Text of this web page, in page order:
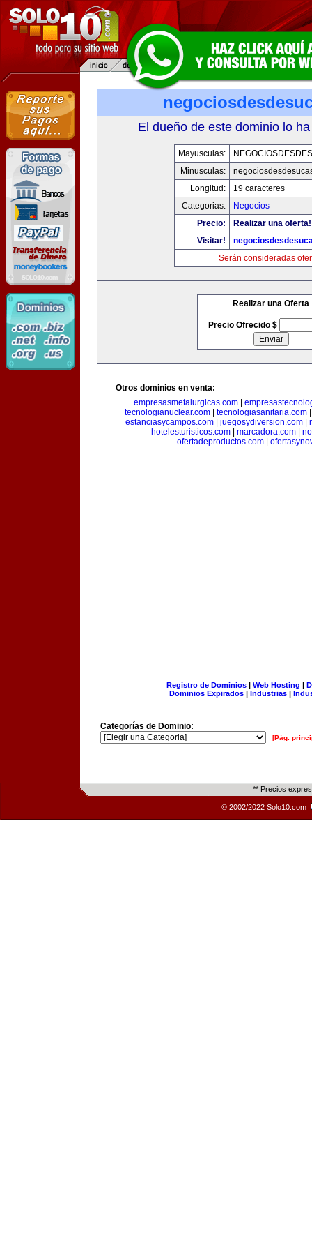
El dueño de este dominio lo
Mayusculas:
Minusculas:
Longitud:
19 caracteres
Categorias:
Negocios
Precio:
Realizar una oferta!
Visitar!
Serán consideradas
Realizar una Oferta
Precio Ofrecido $
Otros dominios en venta:
empresasmetalurgicas.com|
tecnologianuclear.com| tecnologiasanitaria.com
estanciasycampos.com| juegosydiversion.com|
hotelesturisticos.com
marcadora.com
ofertadeproductos.com
Registro de Dominios| Web Hosting |
Dominios Expirados | Industrias |
Categorías de Dominio:
[Pág.
** Precios
© 2002/2022 Solo10.com